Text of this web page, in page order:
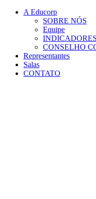
Conteúdo principal
A Educorp
SOBRE NÓS
Equipe
CONSELHO
Representantes
Salas
CONTATO